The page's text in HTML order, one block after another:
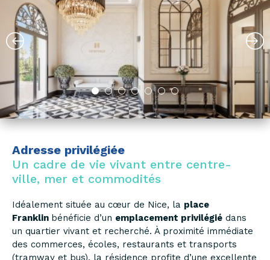
Adresse privilégiée
Un cadre de vie vivant entre centre-
ville, mer et commodités
Idéalement située au cœur de Nice, la place
Franklin bénéficie d’un emplacement privilégié dans
un quartier vivant et recherché. À proximité immédiate
des commerces, écoles, restaurants et transports